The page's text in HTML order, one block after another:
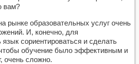
вам?
рынке образовательных услуг очень
И, конечно, для
сориентироваться и сделать
обучение было эффективным и
очень сложно.